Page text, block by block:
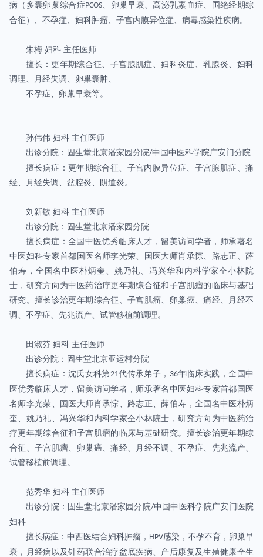
病（多囊卵巢综合症PCOS、卵巢早衰、高泌乳素血症、围绝经期综
合征）、不孕症、妇科肿瘤、子宫内膜异位症、病毒感染性疾病。
朱梅 妇科 主任医师
擅长：更年期综合征、子宫腺肌症、妇科炎症、乳腺炎、妇科
调理、月经失调、卵巢囊肿、
不孕症、卵巢早衰等。
孙伟伟 妇科 主任医师
出诊分院：固生堂北京潘家园分院/中国中医科学院广安门分院
擅长病症：更年期综合征、子宫内膜异位症、子宫腺肌症、痛
经、月经失调、盆腔炎、阴道炎。
刘新敏 妇科 主任医师
出诊分院：固生堂北京潘家园分院
擅长病症：全国中医优秀临床人才，留美访问学者，师承著名
中医妇科专家首都国医名师李光荣、国医大师肖承悰、路志正、薛
伯寿，全国名中医朴炳奎、姚乃礼、冯兴华和内科学家仝小林院
士，研究方向为中医药治疗更年期综合征和子宫肌瘤的临床与基础
研究。擅长诊治更年期综合征、子宫肌瘤、卵巢癌、痛经、月经不
调、不孕症、先兆流产、试管移植前调理。
田淑芬 妇科 主任医师
出诊分院：固生堂北京亚运村分院
擅长病症：沈氏女科第21代传承弟子， 36年临床实践，全国中
医优秀临床人才，留美访问学者，师承著名中医妇科专家首都国医
名师李光荣、国医大师肖承悰、路志正、薛伯寿，全国名中医朴炳
奎、姚乃礼、冯兴华和内科学家仝小林院士，研究方向为中医药治
疗更年期综合征和子宫肌瘤的临床与基础研究。擅长诊治更年期综
合征、子宫肌瘤、卵巢癌、痛经、月经不调、不孕症、先兆流产、
试管移植前调理。
范秀华 妇科 主任医师
出诊分院：固生堂北京潘家园分院/中国中医科学院广安门医院
妇科
擅长病症：中西医结合妇科肿瘤， HPV感染，不孕不育，卵巢早
衰，月经病以及针药联合治疗盆底疾病、产后康复及生殖健康全生